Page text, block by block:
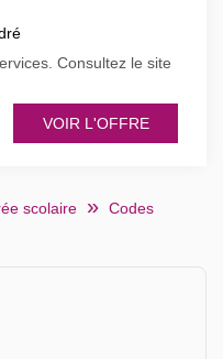
Consultez le site
VOIR L'OFFRE
scolaire
Codes